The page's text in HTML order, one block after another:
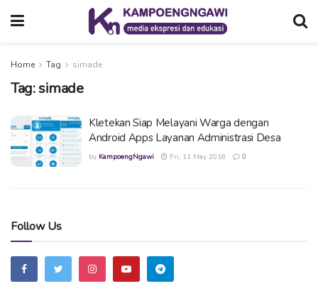
Home Tag simade
Tag:simade
Kletekan Siap Melayani Warga dengan
Android Apps Layanan Administrasi Desa
by KampoengNgawi Fri, 11 May 2018 0
Follow Us